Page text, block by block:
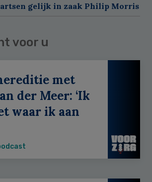
artsen gelijk in zaak Philip Morris
voor u
met
der Meer: ‘Ik
waar ik aan